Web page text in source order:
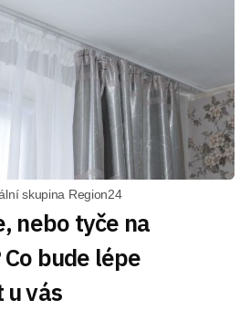
skupina Region24
nebo tyče na
bude lépe
vás